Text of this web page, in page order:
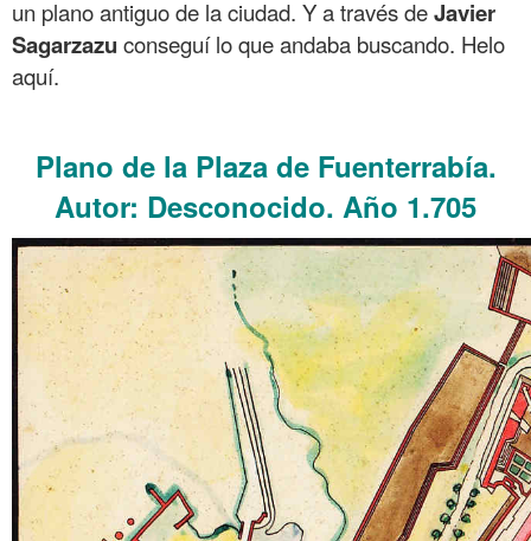
un plano antiguo de la ciudad. Y a través deJavier
Sagarzazu conseguí lo que andaba buscando. Helo
aquí.
Plano de la Plaza de Fuenterrabía.
Autor: Desconocido. Año 1.705